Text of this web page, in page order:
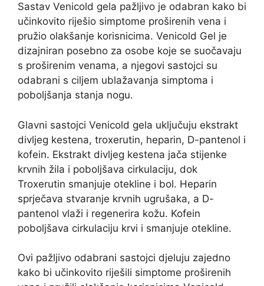
Sastav Venicold gela pažljivo je odabran kako bi
učinkovito riješio simptome proširenih vena i
pružio olakšanje korisnicima. Venicold Gel je
dizajniran posebno za osobe koje se suočavaju
s proširenim venama, a njegovi sastojci su
odabrani s ciljem ublažavanja simptoma i
poboljšanja stanja nogu.
Glavni sastojci Venicold gela uključuju ekstrakt
divljeg kestena, troxerutin, heparin, D-pantenol i
kofein. Ekstrakt divljeg kestena jača stijenke
krvnih žila i poboljšava cirkulaciju, dok
Troxerutin smanjuje otekline i bol. Heparin
sprječava stvaranje krvnih ugrušaka, a D-
pantenol vlaži i regenerira kožu. Kofein
poboljšava cirkulaciju krvi i smanjuje otekline.
Ovi pažljivo odabrani sastojci djeluju zajedno
kako bi učinkovito riješili simptome proširenih